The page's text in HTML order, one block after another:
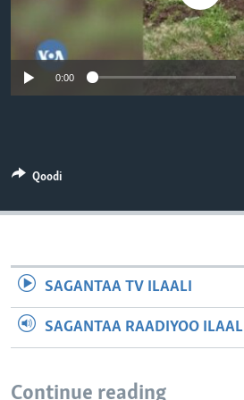
0:00
Qoodi
SAGANTAA TV ILAALI
SAGANTAA RAADIYOO ILAALI
Continue reading